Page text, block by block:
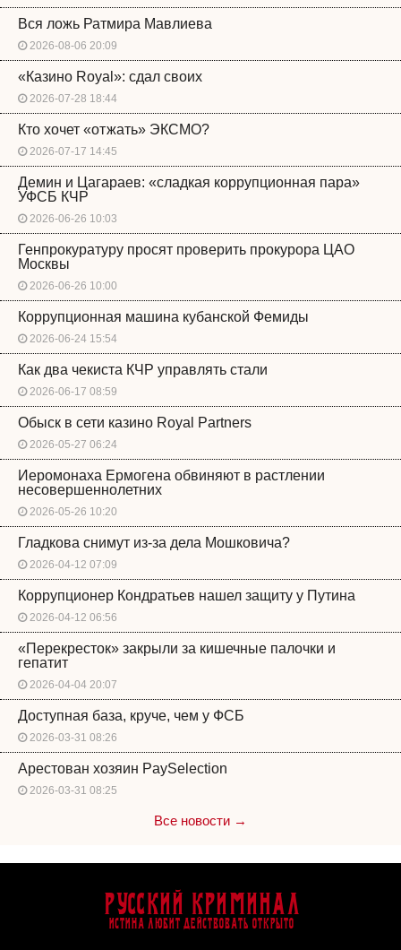
Вся ложь Ратмира Мавлиева
2026-08-06 20:09
«Казино Royal»: сдал своих
2026-07-28 18:44
Кто хочет «отжать» ЭКСМО?
2026-07-17 14:45
Демин и Цагараев: «сладкая коррупционная пара»
УФСБ КЧР
2026-06-26 10:03
Генпрокуратуру просят проверить прокурора ЦАО
Москвы
2026-06-26 10:00
Коррупционная машина кубанской Фемиды
2026-06-24 15:54
Как два чекиста КЧР управлять стали
2026-06-17 08:59
Обыск в сети казино Royal Partners
2026-05-27 06:24
Иеромонаха Ермогена обвиняют в растлении
несовершеннолетних
2026-05-26 10:20
Гладкова снимут из-за дела Мошковича?
2026-04-12 07:09
Коррупционер Кондратьев нашел защиту у Путина
2026-04-12 06:56
«Перекресток» закрыли за кишечные палочки и
гепатит
2026-04-04 20:07
Доступная база, круче, чем у ФСБ
2026-03-31 08:26
Арестован хозяин PaySelection
2026-03-31 08:25
Все новости →
Русский Криминал
Истина любит действовать открыто